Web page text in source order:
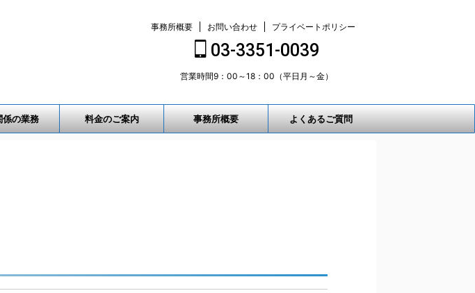
事務所概要 お問い合わせ プライベートポリシー
03-3351-0039
営業時間9：00～18：00（平日月～金）
係の業務 料金のご案内 事務所概要 よくあるご質問